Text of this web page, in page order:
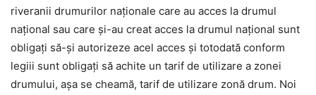
riveranii drumurilor naţionale care au acces la drumul
naţional sau care şi-au creat acces la drumul naţional sunt
obligaţi să-şi autorizeze acel acces şi totodată conform
legiii sunt obligaţi să achite un tarif de utilizare a zonei
drumului, aşa se cheamă, tarif de utilizare zonă drum. Noi